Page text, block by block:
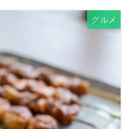
グルメ